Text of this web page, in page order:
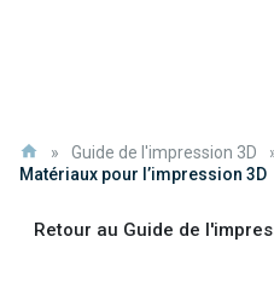
» Guide de l'impression 3D
Matériaux pour l’impression 3D
Retour au Guide de